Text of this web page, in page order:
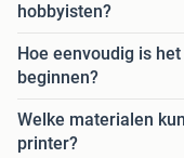
hobbyisten?
Hoe eenvoudig is
beginnen?
Welke materialen
printer?